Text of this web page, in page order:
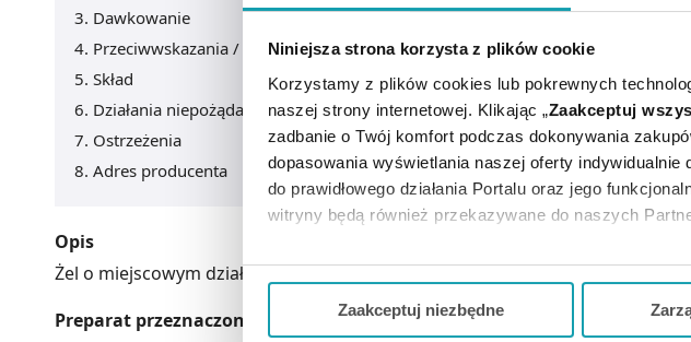
Niniejsza strona korzysta z plików cookie
Korzystamy z plików cookies lub pokrewnych
naszej strony internetowej. Klikając „Zaakceptuj
zadbanie o Twój komfort podczas dokonywania
dopasowania wyświetlania naszej oferty
do prawidłowego działania Portalu oraz jego
witryny będą również przekazywane do naszych
Jeżeli chcesz dostosować swoją zgodę i wybrać
Zaakceptuj niezbędne
Dawkowanie
Przeciwwskazania / Informacje o bezpieczeństwie
Skład
Działania niepożądane
Ostrzeżenia
Adres producenta
Opis
Żel o miejscowym działaniu przeciwzapalnym i przeciwbólowym,
Preparat przeznaczony jest do objawowego leczenia: